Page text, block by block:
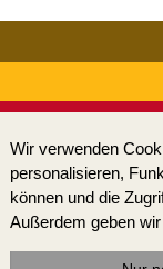
Wir verwenden
personalisieren,
können und die
Außerdem geben